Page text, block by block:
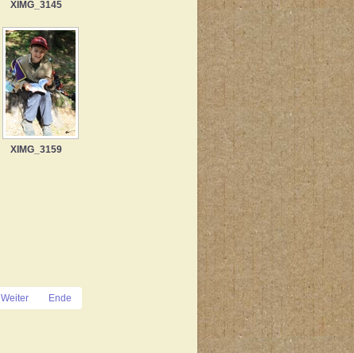
XIMG_3145
XIMG_3159
Weiter Ende